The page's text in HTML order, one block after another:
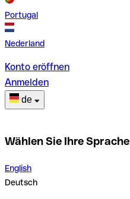
Portugal
Nederland
Konto eröffnen
Anmelden
de
Wählen Sie Ihre Sprache
English
Deutsch